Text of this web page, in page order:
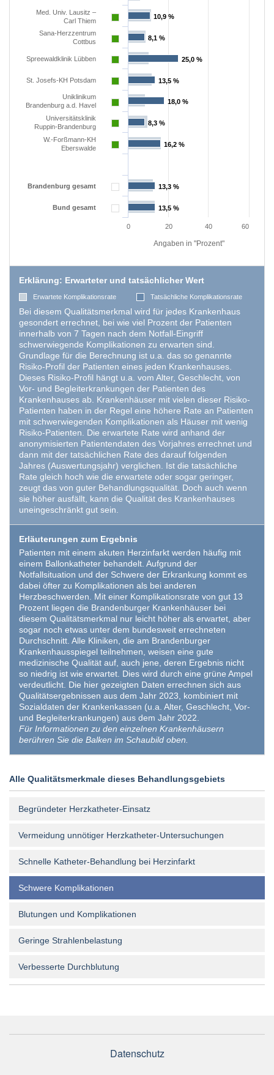
Angaben in "Prozent"
10,9 %
10,9 %
8,1 %
8,1 %
25,0 %
25,0 %
13,5 %
13,5 %
18,0 %
18,0 %
8,3 %
8,3 %
16,2 %
16,2 %
13,3 %
13,3 %
13,5 %
13,5 %
Med. Univ. Lausitz –
Carl Thiem
Sana-Herzzentrum
Cottbus
Spreewaldklinik Lübben
St. Josefs-KH Potsdam
Uniklinikum
Brandenburg a.d. Havel
Universitätsklinik
Ruppin-Brandenburg
W.-Forßmann-KH
Eberswalde
Brandenburg gesamt
Bund gesamt
0 20 40 60
Erklärung: Erwarteter und tatsächlicher Wert
Erwartete Komplikationsrate Tatsächliche Komplikationsrate
Bei diesem Qualitätsmerkmal wird für jedes Krankenhaus
gesondert errechnet, bei wie viel Prozent der Patienten
innerhalb von 7 Tagen nach dem Notfall-Eingriff
schwerwiegende Komplikationen zu erwarten sind.
Grundlage für die Berechnung ist u.a. das so genannte
Risiko-Profil der Patienten eines jeden Krankenhauses.
Dieses Risiko-Profil hängt u.a. vom Alter, Geschlecht, von
Vor- und Begleiterkrankungen der Patienten des
Krankenhauses ab. Krankenhäuser mit vielen dieser Risiko-
Patienten haben in der Regel eine höhere Rate an Patienten
mit schwerwiegenden Komplikationen als Häuser mit wenig
Risiko-Patienten. Die erwartete Rate wird anhand der
anonymisierten Patientendaten des Vorjahres errechnet und
dann mit der tatsächlichen Rate des darauf folgenden
Jahres (Auswertungsjahr) verglichen. Ist die tatsächliche
Rate gleich hoch wie die erwartete oder sogar geringer,
zeugt das von guter Behandlungsqualität. Doch auch wenn
sie höher ausfällt, kann die Qualität des Krankenhauses
uneingeschränkt gut sein.
Erläuterungen zum Ergebnis
Patienten mit einem akuten Herzinfarkt werden häufig mit
einem Ballonkatheter behandelt. Aufgrund der
Notfallsituation und der Schwere der Erkrankung kommt es
dabei öfter zu Komplikationen als bei anderen
Herzbeschwerden. Mit einer Komplikationsrate von gut 13
Prozent liegen die Brandenburger Krankenhäuser bei
diesem Qualitätsmerkmal nur leicht höher als erwartet, aber
sogar noch etwas unter dem bundesweit errechneten
Durchschnitt. Alle Kliniken, die am Brandenburger
Krankenhausspiegel teilnehmen, weisen eine gute
medizinische Qualität auf, auch jene, deren Ergebnis nicht
so niedrig ist wie erwartet. Dies wird durch eine grüne Ampel
verdeutlicht. Die hier gezeigten Daten errechnen sich aus
Qualitätsergebnissen aus dem Jahr 2023, kombiniert mit
Sozialdaten der Krankenkassen (u.a. Alter, Geschlecht, Vor-
und Begleiterkrankungen) aus dem Jahr 2022.
Für Informationen zu den einzelnen Krankenhäusern
berühren Sie die Balken im Schaubild oben.
Alle Qualitätsmerkmale dieses Behandlungsgebiets
Begründeter Herzkatheter-Einsatz
Vermeidung unnötiger Herzkatheter-Untersuchungen
Schnelle Katheter-Behandlung bei Herzinfarkt
Schwere Komplikationen
Blutungen und Komplikationen
Geringe Strahlenbelastung
Verbesserte Durchblutung
Datenschutz